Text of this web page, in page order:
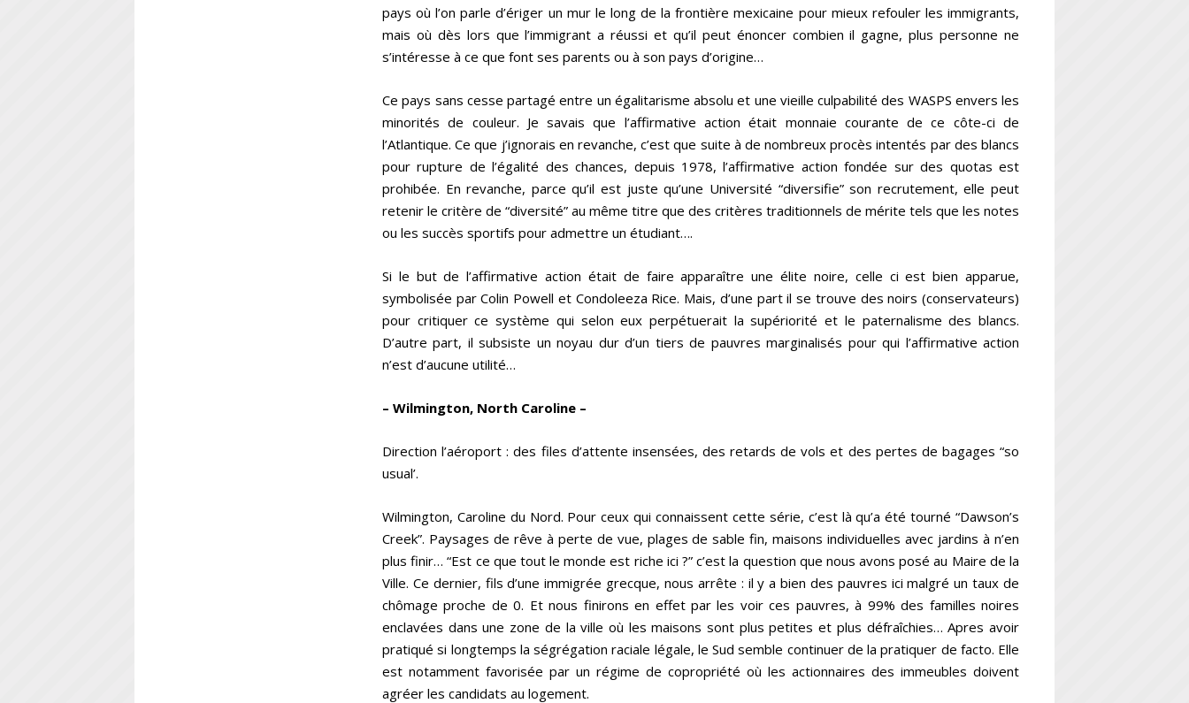
pays où l’on parle d’ériger un mur le long de la frontière mexicaine pour mieux refouler les immigrants,
mais où dès lors que l’immigrant a réussi et qu’il peut énoncer combien il gagne, plus personne ne
s’intéresse à ce que font ses parents ou à son pays d’origine…
Ce pays sans cesse partagé entre un égalitarisme absolu et une vieille culpabilité des WASPS envers les
minorités de couleur. Je savais que l’affirmative action était monnaie courante de ce côte-ci de
l’Atlantique. Ce que j’ignorais en revanche, c’est que suite à de nombreux procès intentés par des blancs
pour rupture de l’égalité des chances, depuis 1978, l’affirmative action fondée sur des quotas est
prohibée. En revanche, parce qu’il est juste qu’une Université “diversifie” son recrutement, elle peut
retenir le critère de “diversité” au même titre que des critères traditionnels de mérite tels que les notes
ou les succès sportifs pour admettre un étudiant….
Si le but de l’affirmative action était de faire apparaître une élite noire, celle ci est bien apparue,
symbolisée par Colin Powell et Condoleeza Rice. Mais, d’une part il se trouve des noirs (conservateurs)
pour critiquer ce système qui selon eux perpétuerait la supériorité et le paternalisme des blancs.
D’autre part, il subsiste un noyau dur d’un tiers de pauvres marginalisés pour qui l’affirmative action
n’est d’aucune utilité…
– Wilmington, North Caroline –
Direction l’aéroport : des files d’attente insensées, des retards de vols et des pertes de bagages “so
usual’.
Wilmington, Caroline du Nord. Pour ceux qui connaissent cette série, c’est là qu’a été tourné “Dawson’s
Creek”. Paysages de rêve à perte de vue, plages de sable fin, maisons individuelles avec jardins à n’en
plus finir… “Est ce que tout le monde est riche ici ?” c’est la question que nous avons posé au Maire de la
Ville. Ce dernier, fils d’une immigrée grecque, nous arrête : il y a bien des pauvres ici malgré un taux de
chômage proche de 0. Et nous finirons en effet par les voir ces pauvres, à 99% des familles noires
enclavées dans une zone de la ville où les maisons sont plus petites et plus défraîchies… Apres avoir
pratiqué si longtemps la ségrégation raciale légale, le Sud semble continuer de la pratiquer de facto. Elle
est notamment favorisée par un régime de copropriété où les actionnaires des immeubles doivent
agréer les candidats au logement.